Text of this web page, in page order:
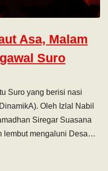
Asa, Malam
Suro
Suro yang berisi nasi
Oleh Izlal Nabil
Siregar Suasana
lembut mengaluni Desa…